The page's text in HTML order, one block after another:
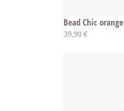
Bead Chic orange
39,90 €